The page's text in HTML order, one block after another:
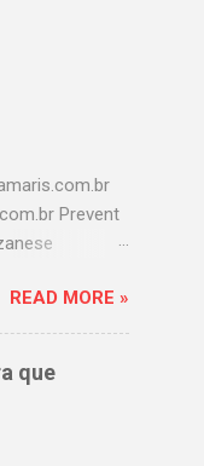
Prevent
Cristovão
READ MORE »
que